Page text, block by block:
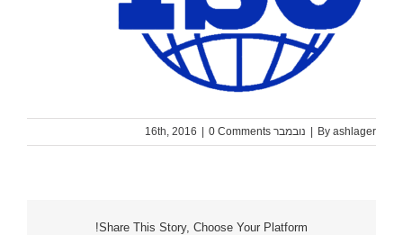
By ashlager
| נובמבר 16th, 2016 | 0 Comments
Share This Story, Choose Your Platform!